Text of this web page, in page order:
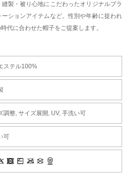
製・被り心地にこだわったオリジナルブラ
ションアイテムなど。性別や年齢に捉われ
代に合わせた帽子をご提案します。
ステル100%
調整, サイズ展開, UV, 手洗い可
可